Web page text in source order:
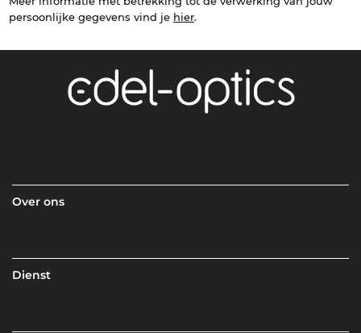
persoonlijke gegevens vind je hier.
Over ons
Dienst